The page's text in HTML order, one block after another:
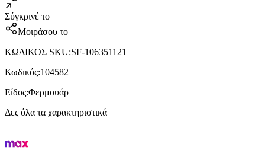
Σύγκρινέ το
Μοιράσου το
ΚΩΔΙΚΟΣ SKU:SF-106351121
Κωδικός:104582
Είδος:Φερμουάρ
Δες όλα τα χαρακτηριστικά